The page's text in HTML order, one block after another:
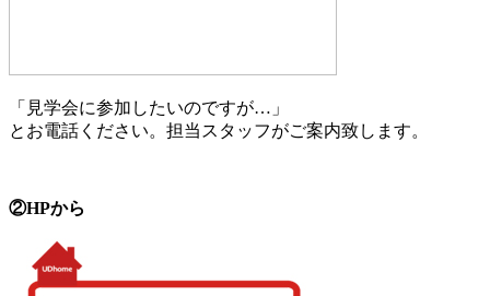
「見学会に参加したいのですが…」
とお電話ください。担当スタッフがご案内致します。
②HPから